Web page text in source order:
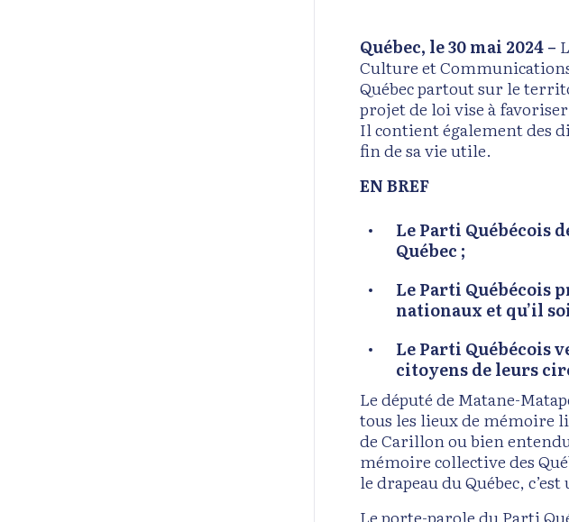
Québec, le 30 mai 2024 ­­­–
Culture et
Québec partout sur le
projet de loi vise à
Il contient également des
fin de sa vie utile.
EN BREF
Le Parti Québécois
Québec ;
Le Parti Québécois
nationaux et qu’il
Le Parti Québécois
citoyens de leurs
Le député de Matane-
tous les lieux de mémoire
de Carillon ou bien
mémoire collective des
le drapeau du Québec,